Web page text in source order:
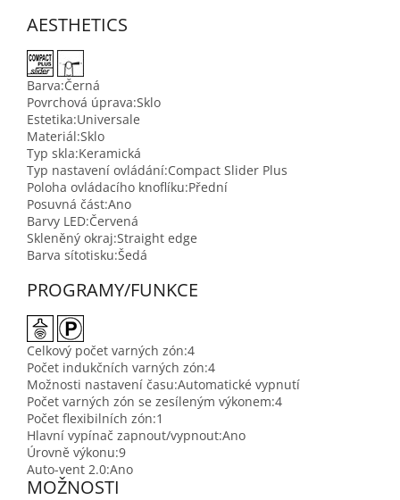
AESTHETICS
Barva:Černá
Povrchová úprava:Sklo
Estetika:Universale
Materiál:Sklo
Typ skla:Keramická
Typ nastavení ovládání:Compact Slider Plus
Poloha ovládacího knoflíku:Přední
Posuvná část:Ano
Barvy LED:Červená
Skleněný okraj:Straight edge
Barva sítotisku:Šedá
PROGRAMY/FUNKCE
Celkový počet varných zón:4
Počet indukčních varných zón:4
Možnosti nastavení času:Automatické vypnutí
Počet varných zón se zesíleným výkonem:4
Počet flexibilních zón:1
Hlavní vypínač zapnout/vypnout:Ano
Úrovně výkonu:9
Auto-vent 2.0:Ano
MOŽNOSTI